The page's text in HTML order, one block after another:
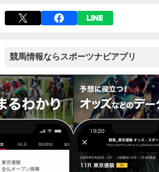
競馬情報ならスポーツナビアプリ